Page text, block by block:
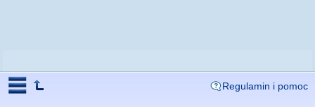
Regulamin i pomoc